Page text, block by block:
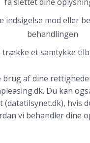
indsigelse mod eller
behandlingen
trække et samtykke
brug af dine
Du kan
(datatilsynet.dk), hvis
vi behandler dine